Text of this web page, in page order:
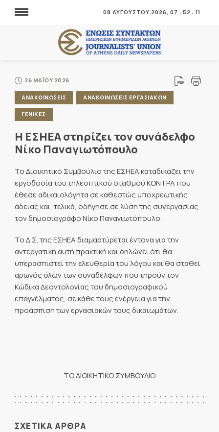
08 ΑΥΓΟΥΣΤΟΥ 2026, 07 : 52 : 11
26 ΜΑΪΟΥ 2026
ΑΝΑΚΟΙΝΩΣΕΙΣ ΑΝΑΚΟΙΝΩΣΕΙΣ ΕΡΓΑΣΙΑΚΩΝ
ΓΕΝΙΚΕΣ
Η ΕΣΗΕΑ στηρίζει τον συνάδελφο
Νίκο Παναγιωτόπουλο
Το Διοικητικό Συμβούλιο της ΕΣΗΕΑ καταδικάζει την
εργοδοσία του τηλεοπτικού σταθμού ΚΟΝΤΡΑ που
έθεσε αδικαιολόγητα σε καθεστώς υποχρεωτικής
άδειας και, τελικά, οδήγησε σε λύση της συνεργασίας
τον δημοσιογράφο Νίκο Παναγιωτόπουλο.
Το Δ.Σ. της ΕΣΗΕΑ διαμαρτύρεται έντονα για την
αντεργατική αυτή πρακτική και δηλώνει ότι θα
υπερασπιστεί την ελευθερία του λόγου και θα σταθεί
αρωγός όλων των συναδέλφων που τηρούν τον
Κώδικα Δεοντολογίας του δημοσιογραφικού
επαγγέλματος, σε κάθε τους ενέργεια για την
προάσπιση των εργασιακών τους δικαιωμάτων.
ΤΟ ΔΙΟΙΚΗΤΙΚΟ ΣΥΜΒΟΥΛΙΟ
ΣΧΕΤΙΚΑ ΑΡΘΡΑ